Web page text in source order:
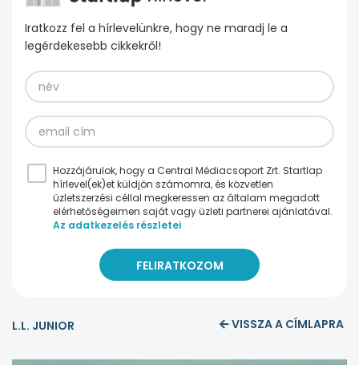
Iratkozz fel a hírlevelünkre, hogy ne maradj le a
legérdekesebb cikkekről!
Hozzájárulok, hogy a Central Médiacsoport Zrt. Startlap
hírlevel(ek)et küldjön számomra, és közvetlen
üzletszerzési céllal megkeressen az általam megadott
elérhetőségeimen saját vagy üzleti partnerei ajánlatával.
Az adatkezelés részletei
L.L. JUNIOR VISSZA A CÍMLAPRA